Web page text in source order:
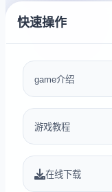
快速操作
game介绍
游戏教程
在线下载